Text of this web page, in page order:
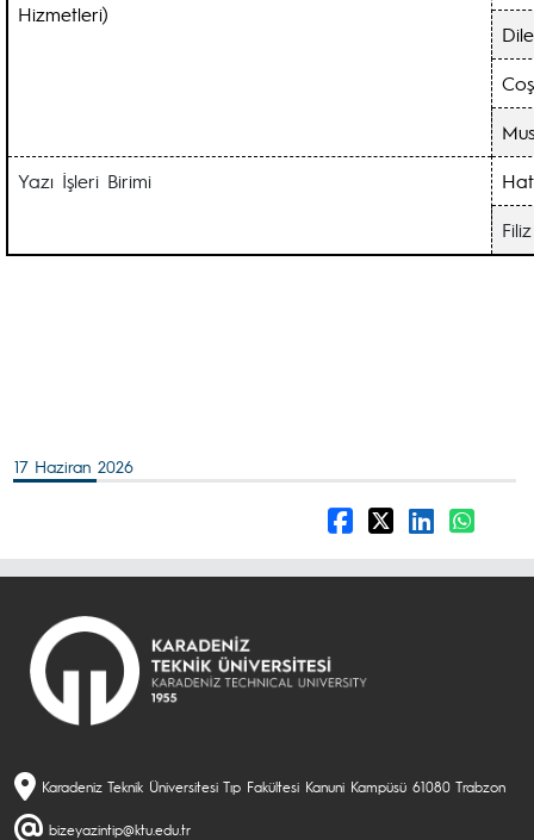
Hizmetleri)
Yazı İşleri Birimi
17 Haziran 2026
Karadeniz Teknik Üniversitesi Tıp Fakültesi Kanuni Kampüsü 61080 Trabzon
bizeyazintip@ktu.edu.tr